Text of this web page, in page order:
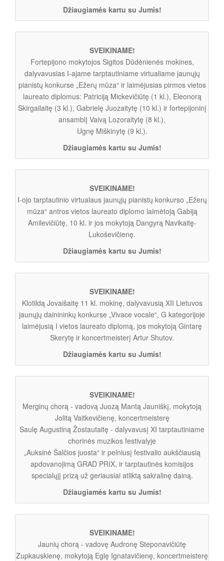
Džiaugiamės kartu su Jumis!
SVEIKINAME!
Fortepijono mokytojos Sigitos Dūdėnienės mokines,
dalyvavusias I-ajame tarptautiniame virtualiame jaunųjų
pianistų konkurse „Ežerų mūza“ ir laimėjusias pirmos vietos
laureato diplomus: Patriciją Mickevičiūtę (1 kl.), Eleonorą
Skirgailaitę (3 kl.), Gabrielę Juozaitytę (10 kl.) ir fortepijoninį
ansamblį Vaivą Lozoraitytę (8 kl.),
Ugnę Miškinytę (9 kl.).
Džiaugiamės kartu su Jumis!
SVEIKINAME!
I-ojo tarptautinio virtualaus jaunųjų pianistų konkurso „Ežerų
mūza“ antros vietos laureato diplomo laimėtoją Gabiją
Amilevičiūtę, 10 kl. ir jos mokytoją Dangyrą Navikaitę-
Lukoševičienę.
Džiaugiamės kartu su Jumis!
SVEIKINAME!
Klotildą Jovaišaitę 11 kl. mokinę, dalyvavusią XII Lietuvos
jaunųjų dainininkų konkurse „Vivace vocale“, G kategorijoje
laimėjusią I vietos laureato diplomą, jos mokytoją Gintarę
Skerytę ir koncertmeisterį Artur Shutov.
Džiaugiamės kartu su Jumis!
SVEIKINAME!
Merginų chorą - vadovą Juozą Mantą Jauniškį, mokytoją
Jolitą Vaitkevičienę, koncertmeisterę
Saulę Augustiną Žostautaitę - dalyvavusį XI tarptautiniame
chorinės muzikos festivalyje
„Auksinė Šalčios juosta“ ir pelniusį festivalio aukščiausią
apdovanojimą GRAD PRIX, ir tarptautinės komisijos
specialųjį prizą už geriausiai atliktą sakralinę dainą.
Džiaugiamės kartu su Jumis!
SVEIKINAME!
Jaunių chorą - vadovę Audronę Steponavičiūtę
Zupkauskienę, mokytoją Eglę Ignatavičienę, koncertmeisterę